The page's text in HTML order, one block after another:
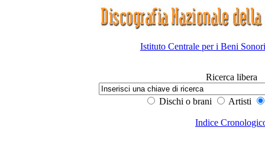
Istituto Centrale per i Beni
Ricerca libera
Dischi o brani Artisti
Indice